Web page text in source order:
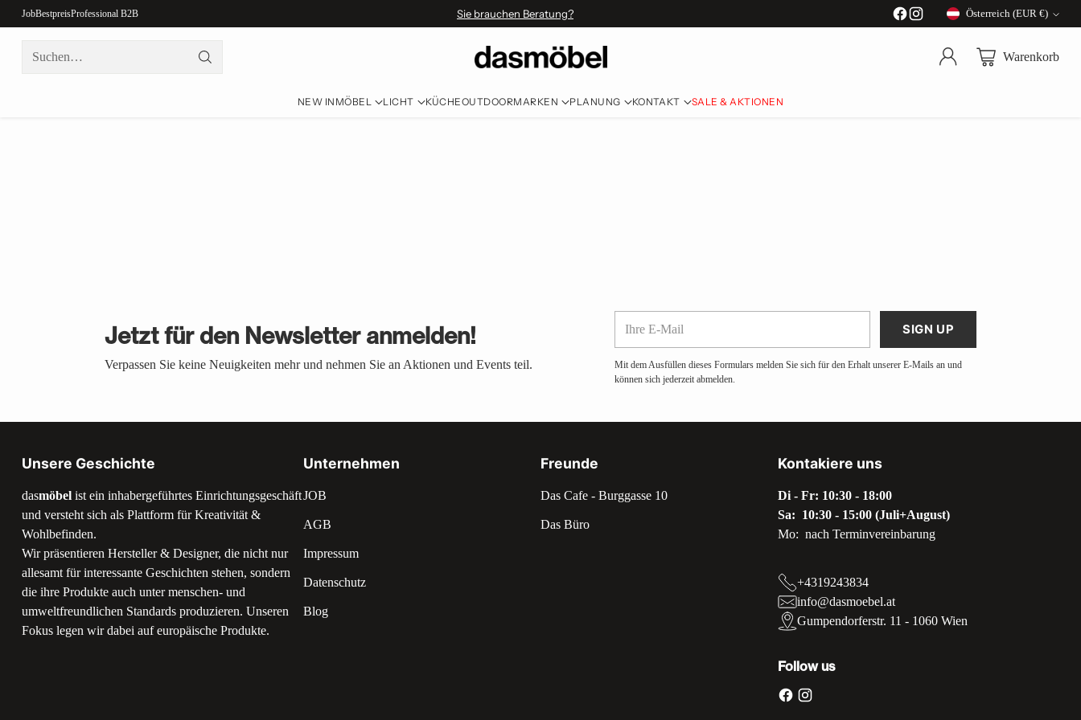
JobBestpreisProfessional B2B Sie brauchen Beratung?
Währung
Österreich (EUR €)
Suchen… Warenkorb
NEW IN MÖBEL LICHT KÜCHEOUTDOORMARKEN PLANUNG KONTAKT SALE & AKTIONEN
Jetzt für den Newsletter anmelden!
Verpassen Sie keine Neuigkeiten mehr und nehmen Sie an Aktionen und Events teil.
Mail
SIGN UP
Mit dem Ausfüllen dieses Formulars melden Sie sich für den Erhalt unserer E-Mails an und
können sich jederzeit abmelden.
Unsere Geschichte
dasmöbel ist ein inhabergeführtes Einrichtungsgeschäft
und versteht sich als Plattform für Kreativität &
Wohlbefinden.
Wir präsentieren Hersteller & Designer, die nicht nur
allesamt für interessante Geschichten stehen, sondern
die ihre Produkte auch unter menschen- und
umweltfreundlichen Standards produzieren. Unseren
Fokus legen wir dabei auf europäische Produkte.
Unternehmen
JOB
AGB
Impressum
Datenschutz
Blog
Freunde
Das Cafe - Burggasse 10
Das Büro
Kontakiere uns
Di - Fr: 10:30 - 18:00
Sa: 10:30 - 15:00 (Juli+August)
Mo: nach Terminvereinbarung
+4319243834
info@dasmoebel.at
Gumpendorferstr. 11 - 1060 Wien
Follow us